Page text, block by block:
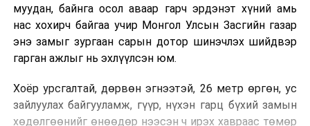
муудан, байнга осол аваар гарч эрдэнэт хүний амь
нас хохирч байгаа учир Монгол Улсын Засгийн газар
энэ замыг зургаан сарын дотор шинэчлэх шийдвэр
гарган ажлыг нь эхлүүлсэн юм.
Хоёр урсгалтай, дөрвөн эгнээтэй, 26 метр өргөн, ус
зайлуулах байгууламж, гүүр, нүхэн гарц бүхий замын
хөдөлгөөнийг өнөөдөр нээсэн ч ирэх хавраас төмөр